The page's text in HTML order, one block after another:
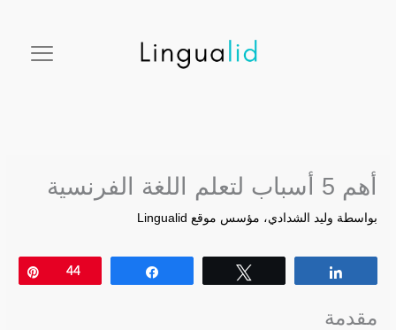
أهم 5 أسباب لتعلم اللغة الفرنسية
بواسطة وليد الشدادي، مؤسس موقع Lingualid
Pin44
مقدمة